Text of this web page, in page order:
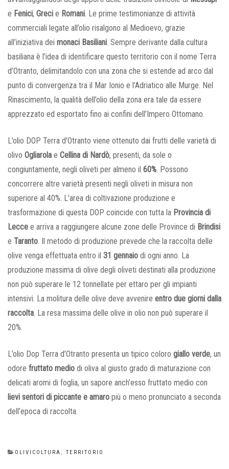
e Fenici, Greci e Romani . Le prime testimonianze di attività
commerciali legate all’olio risalgono al Medioevo, grazie
all’iniziativa dei monaci Basiliani . Sempre derivante dalla cultura
basiliana è l’idea di identificare questo territorio con il nome Terra
d’Otranto, delimitandolo con una zona che si estende ad arco dal
punto di convergenza tra il Mar Ionio e l’Adriatico alle Murge. Nel
Rinascimento, la qualità dell’olio della zona era tale da essere
apprezzato ed esportato fino ai confini dell’Impero Ottomano.
L’olio DOP Terra d’Otranto viene ottenuto dai frutti delle varietà di
olivo Ogliarola e Cellina di Nardò, presenti, da sole o
congiuntamente, negli oliveti per almeno il 60% . Possono
concorrere altre varietà presenti negli oliveti in misura non
superiore al 40%. L’area di coltivazione produzione e
trasformazione di questa DOP coincide con tutta la Provincia di
Lecce e arriva a raggiungere alcune zone delle Province di Brindisi
e Taranto . Il metodo di produzione prevede che la raccolta delle
olive venga effettuata entro il 31 gennaio di ogni anno. La
produzione massima di olive degli oliveti destinati alla produzione
non può superare le 12 tonnellate per ettaro per gli impianti
intensivi. La molitura delle olive deve avvenire entro due giorni dalla
raccolta . La resa massima delle olive in olio non può superare il
20%.
L’olio Dop Terra d’Otranto presenta un tipico coloro giallo verde, un
odore fruttato medio di oliva al giusto grado di maturazione con
delicati aromi di foglia, un sapore anch’esso fruttato medio con
lievi sentori di piccante e amaro più o meno pronunciato a seconda
dell’epoca di raccolta.
CATEGORIES
OLIVICOLTURA TERRITORIO